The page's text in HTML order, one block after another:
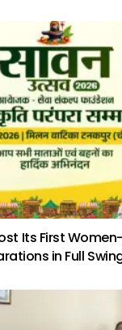
Its First
in Full